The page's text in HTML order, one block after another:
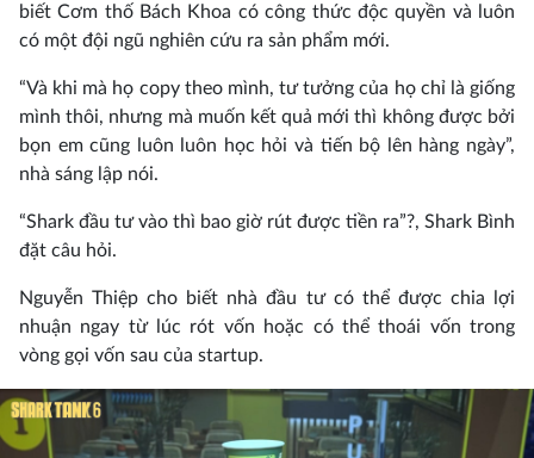
biết Cơm thố Bách Khoa có công thức độc quyền và luôn
có một đội ngũ nghiên cứu ra sản phẩm mới.
“Và khi mà họ copy theo mình, tư tưởng của họ chỉ là giống
mình thôi, nhưng mà muốn kết quả mới thì không được bởi
bọn em cũng luôn luôn học hỏi và tiến bộ lên hàng ngày”,
nhà sáng lập nói.
“Shark đầu tư vào thì bao giờ rút được tiền ra”?, Shark Bình
đặt câu hỏi.
Nguyễn Thiệp cho biết nhà đầu tư có thể được chia lợi
nhuận ngay từ lúc rót vốn hoặc có thể thoái vốn trong
vòng gọi vốn sau của startup.